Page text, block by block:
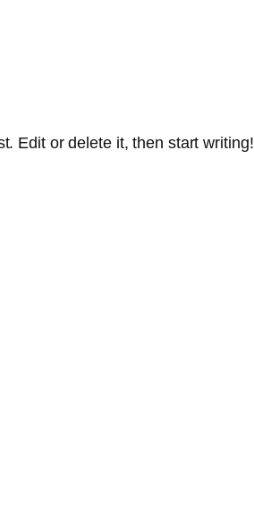
Edit or delete it, then start writing!